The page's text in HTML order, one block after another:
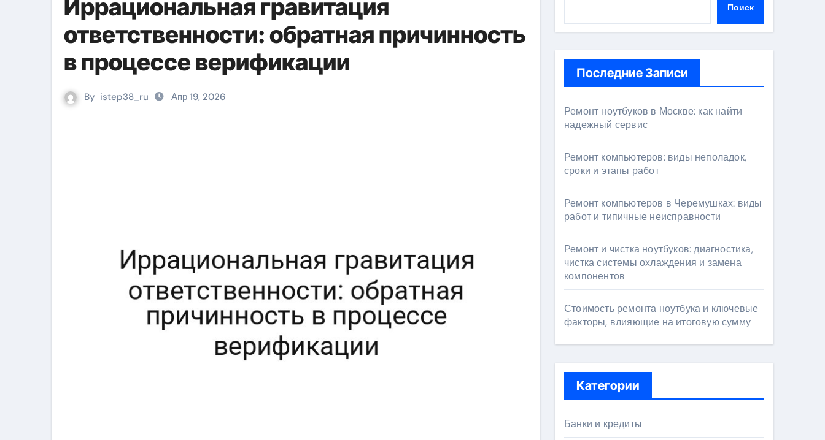
Иррациональная гравитация
ответственности: обратная причинность
в процессе верификации
By istep38_ru Апр 19, 2026
Поиск
Последние Записи
Ремонт ноутбуков в Москве: как найти
надежный сервис
Ремонт компьютеров: виды неполадок,
сроки и этапы работ
Ремонт компьютеров в Черемушках: виды
работ и типичные неисправности
Ремонт и чистка ноутбуков: диагностика,
чистка системы охлаждения и замена
компонентов
Стоимость ремонта ноутбука и ключевые
факторы, влияющие на итоговую сумму
Категории
Банки и кредиты